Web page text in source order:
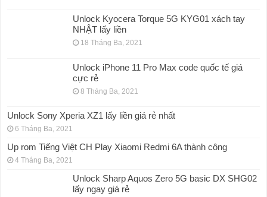
Unlock Kyocera Torque 5G KYG01 xách tay
NHẬT lấy liền
18 Tháng Ba, 2021
Unlock iPhone 11 Pro Max code quốc tế giá
cực rẻ
8 Tháng Ba, 2021
Unlock Sony Xperia XZ1 lấy liền giá rẻ nhất
6 Tháng Ba, 2021
Up rom Tiếng Việt CH Play Xiaomi Redmi 6A thành công
4 Tháng Ba, 2021
Unlock Sharp Aquos Zero 5G basic DX SHG02
lấy ngay giá rẻ